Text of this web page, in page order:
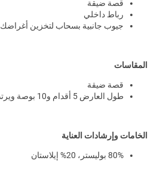
قصة ضيقة
رباط داخلي
جيوب جانبية بسحاب لتخزين أغراضك
المقاسات
قصة ضيقة
طول العارض 5 أقدام و10 بوصة ويرتدي مقاس M
الخامات وإرشادات العناية
80% بوليستر، 20% إيلاستان